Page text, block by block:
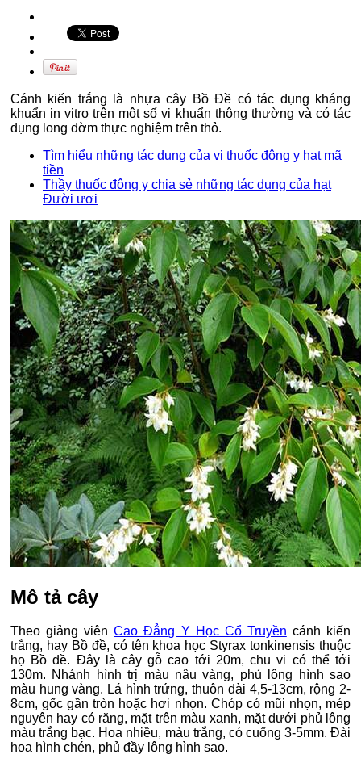
Cánh kiến trắng là nhựa cây Bồ Đề có tác dụng kháng
khuẩn in vitro trên một số vi khuẩn thông thường và có tác
dụng long đờm thực nghiệm trên thỏ.
Tìm hiểu những tác dụng của vị thuốc đông y hạt mã
tiền
Thầy thuốc đông y chia sẻ những tác dụng của hạt
Đười ươi
Mô tả cây
Theo giảng viênCao Đẳng Y Học Cổ Truyền cánh kiến
trắng, hay Bồ đề, có tên khoa học Styrax tonkinensis thuộc
họ Bồ đề. Đây là cây gỗ cao tới 20m, chu vi có thể tới
130m. Nhánh hình trị màu nâu vàng, phủ lông hình sao
màu hung vàng. Lá hình trứng, thuôn dài 4,5-13cm, rộng 2-
8cm, gốc gần tròn hoặc hơi nhọn. Chóp có mũi nhọn, mép
nguyên hay có răng, mặt trên màu xanh, mặt dưới phủ lông
màu trắng bạc. Hoa nhiều, màu trắng, có cuống 3-5mm. Đài
hoa hình chén, phủ đầy lông hình sao.